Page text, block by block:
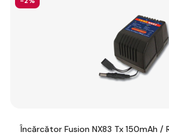
Încărcător Fusion NX83 Tx 150mAh /